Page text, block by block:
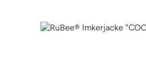
Bildergalerie überspringen